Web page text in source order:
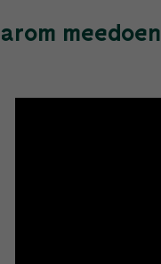
meedoen